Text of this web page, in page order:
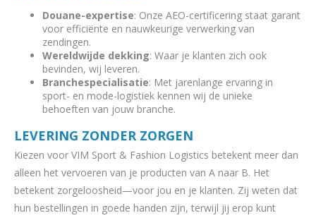
Douane-expertise: Onze AEO-certificering staat garant
voor efficiënte en nauwkeurige verwerking van
zendingen.
Wereldwijde dekking: Waar je klanten zich ook
bevinden, wij leveren.
Branchespecialisatie: Met jarenlange ervaring in
sport- en mode-logistiek kennen wij de unieke
behoeften van jouw branche.
LEVERING ZONDER ZORGEN
Kiezen voor VIM Sport & Fashion Logistics betekent meer dan
alleen het vervoeren van je producten van A naar B. Het
betekent zorgeloosheid—voor jou en je klanten. Zij weten dat
hun bestellingen in goede handen zijn, terwijl jij erop kunt